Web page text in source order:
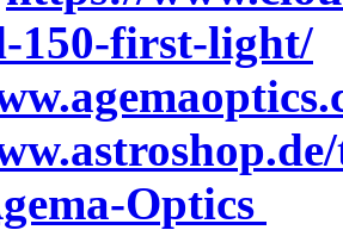
150-first-light/
Optics